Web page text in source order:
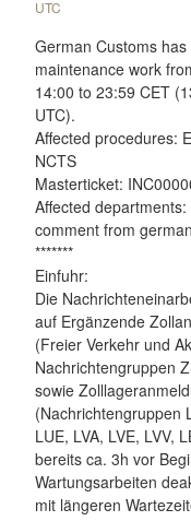
UTC
German Customs
maintenance work
14:00 to 23:59 CET
UTC).
Affected procedures:
NCTS
Masterticket:
Affected departments:
comment from
*******
Einfuhr:
Die
auf Ergänzende
(Freier Verkehr und
Nachrichtengruppen
sowie
(Nachrichtengruppen
LUE, LVA, LVE, LVV,
bereits ca. 3h vor
Wartungsarbeiten
mit längeren